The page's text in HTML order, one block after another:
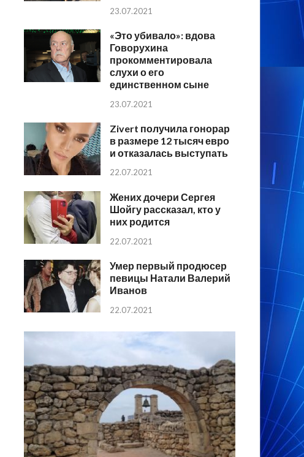
23.07.2021
«Это убивало»: вдова
Говорухина
прокомментировала
слухи о его
единственном сыне
23.07.2021
Zivert получила гонорар
в размере 12 тысяч евро
и отказалась выступать
22.07.2021
Жених дочери Сергея
Шойгу рассказал, кто у
них родится
22.07.2021
Умер первый продюсер
певицы Натали Валерий
Иванов
22.07.2021